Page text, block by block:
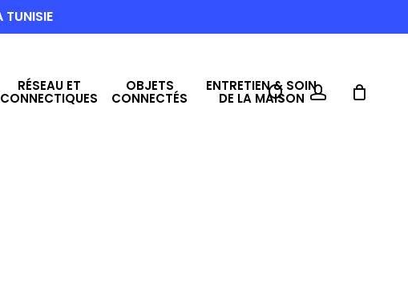
TUNISIE
RÉSEAU ET
CONNECTIQUES
OBJETS
CONNECTÉS
ENTRETIEN & SOIN
DE LA MAISONsearchaccount